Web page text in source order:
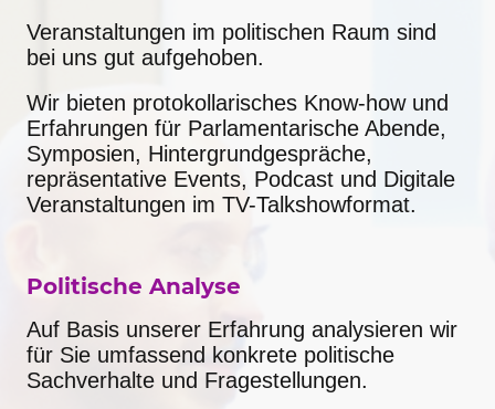
Veranstaltungen im politischen Raum sind
bei uns gut aufgehoben.
Wir bieten protokollarisches Know-how und
Erfahrungen für Parlamentarische Abende,
Symposien, Hintergrundgespräche,
repräsentative Events, Podcast und Digitale
Veranstaltungen im TV-Talkshowformat.
Politische Analyse
Auf Basis unserer Erfahrung analysieren wir
für Sie umfassend konkrete politische
Sachverhalte und Fragestellungen.